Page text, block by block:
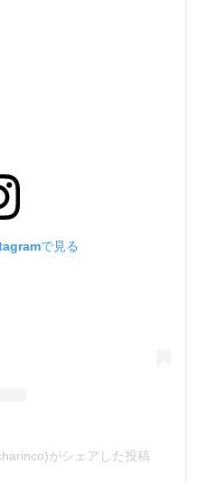
で見る
がシェアした投稿